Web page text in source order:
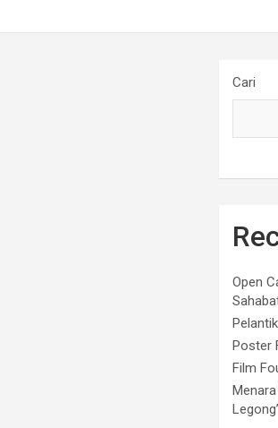
Cari
Open
Poster
Film